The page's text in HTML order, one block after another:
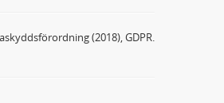
(2018), GDPR.